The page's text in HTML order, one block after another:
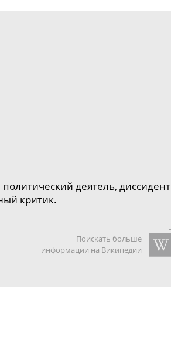
деятель, диссидент
критик.
Поискать больше
информации на Википедии